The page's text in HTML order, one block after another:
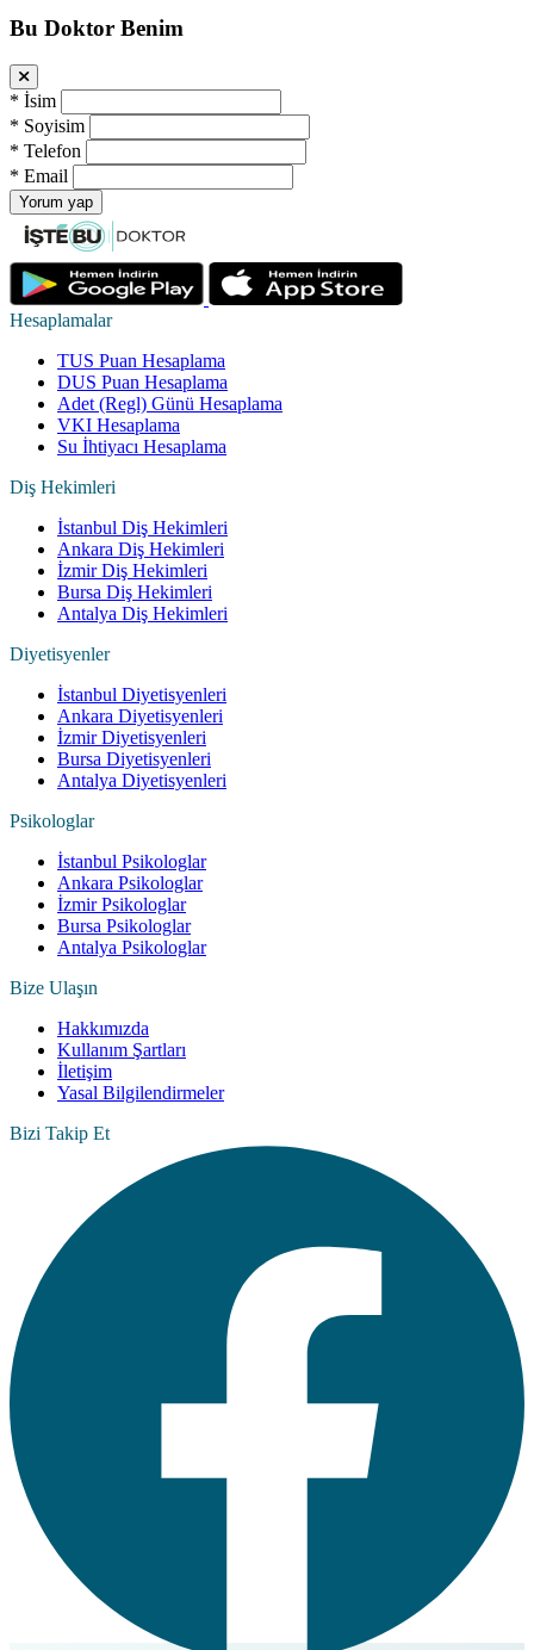
Bu Doktor Benim
* İsim
* Soyisim
* Telefon
* Email
Yorum yap
Hesaplamalar
TUS Puan Hesaplama
DUS Puan Hesaplama
Adet (Regl) Günü Hesaplama
VKI Hesaplama
Su İhtiyacı Hesaplama
Diş Hekimleri
İstanbul Diş Hekimleri
Ankara Diş Hekimleri
İzmir Diş Hekimleri
Bursa Diş Hekimleri
Antalya Diş Hekimleri
Diyetisyenler
İstanbul Diyetisyenleri
Ankara Diyetisyenleri
İzmir Diyetisyenleri
Bursa Diyetisyenleri
Antalya Diyetisyenleri
Psikologlar
İstanbul Psikologlar
Ankara Psikologlar
İzmir Psikologlar
Bursa Psikologlar
Antalya Psikologlar
Bize Ulaşın
Hakkımızda
Kullanım Şartları
İletişim
Yasal Bilgilendirmeler
Bizi Takip Et